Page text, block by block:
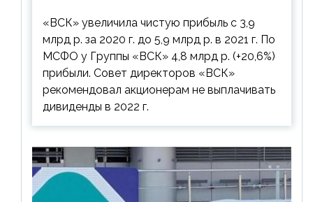
выплачивать
«ВСК» увеличила чистую прибыль с 3,9
млрд р. за 2020 г. до 5,9 млрд р. в 2021 г. По
МСФО у Группы «ВСК» 4,8 млрд р. (+20,6%)
прибыли. Совет директоров «ВСК»
рекомендовал акционерам не выплачивать
дивиденды в 2022 г.